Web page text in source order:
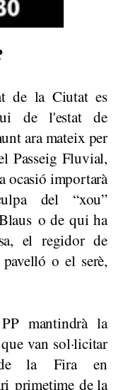
de la Ciutat es
de l'estat de
ara mateix per
Passeig Fluvial,
ocasió importarà
del “xou”
o de qui ha
el regidor de
o el serè,
mantindrà la
van sol·licitar
de la Fira en
primetime de la